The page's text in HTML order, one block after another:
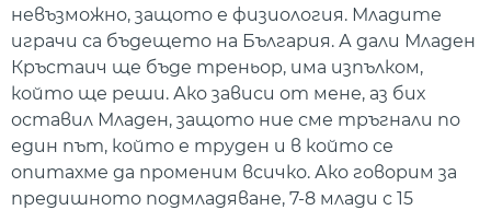
невъзможно, защото е физиология. Младите
играчи са бъдещето на България. А дали Младен
Кръстаич ще бъде треньор, има изпълком,
който ще реши. Ако зависи от мене, аз бих
оставил Младен, защото ние сме тръгнали по
един път, който е труден и в който се
опитахме да променим всичко. Ако говорим за
предишното подмладяване, 7-8 млади с 15